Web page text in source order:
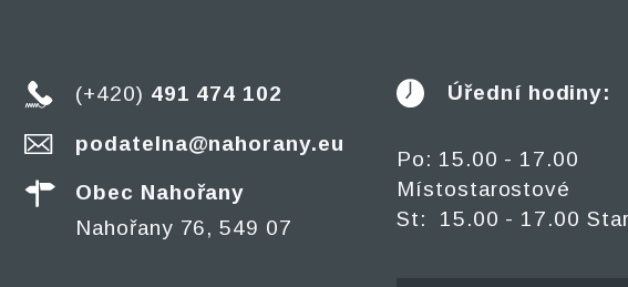
(+420) 491 474 102
podatelna@nahorany.eu
Obec Nahořany
Nahořany 76, 549 07
Úřední hodiny:
Po: 15.00 - 17.00
Místostarostové
St: 15.00 - 17.00